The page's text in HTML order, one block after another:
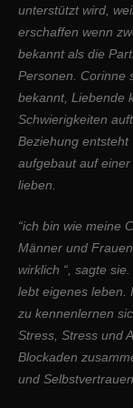
unterstützt wird,
erschaffen wenn
bekannt als die
Personen. Corinne
bekannt, Liebende
Schwierigkeiten
Beziehung
aufgebaut auf
lieben.
“ich bin wie meine
Männer und
wirklich “, sagte
lebt eigenes leben.
zu kennenlernen
Stress, Stress und
Blockaden
und Selbstvertrauen.